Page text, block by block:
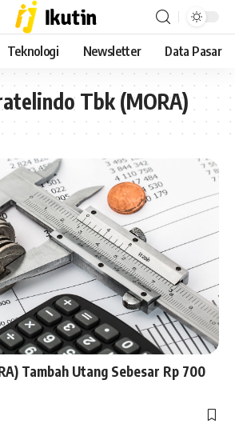
Teknologi Newsletter Data Pasar
Tbk (MORA)
Tambah Utang Sebesar Rp 700